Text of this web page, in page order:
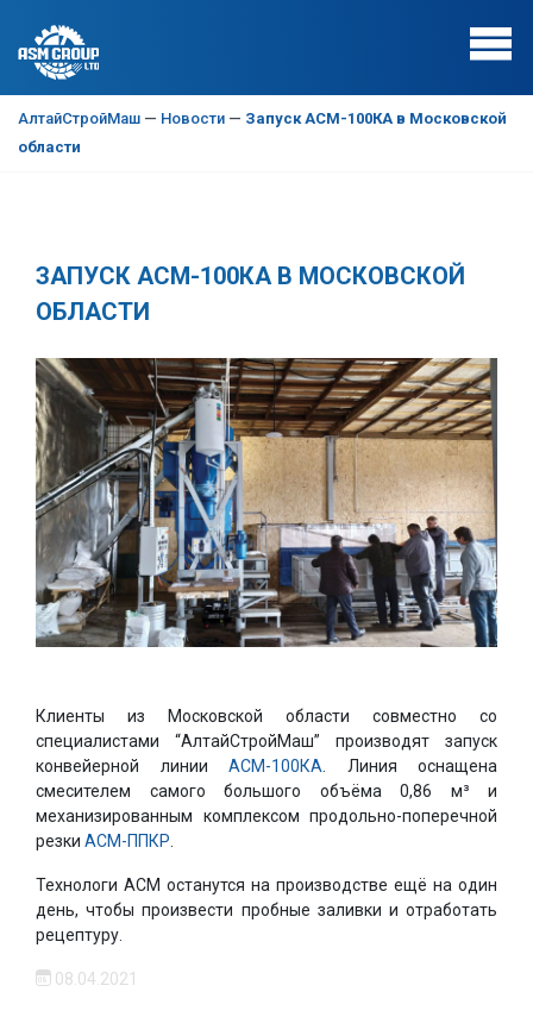
АлтайСтройМаш — Новости — Запуск АСМ-100КА в Московской
области
ЗАПУСК АСМ-100КА В МОСКОВСКОЙ
ОБЛАСТИ
Клиенты из Московской области совместно со
специалистами “АлтайСтройМаш” производят запуск
конвейерной линии АСМ-100КА . Линия оснащена
смесителем самого большого объёма 0,86 м³ и
механизированным комплексом продольно-поперечной
резки АСМ-ППКР
Технологи АСМ останутся на производстве ещё на один
день, чтобы произвести пробные заливки и отработать
рецептуру.
08.04.2021